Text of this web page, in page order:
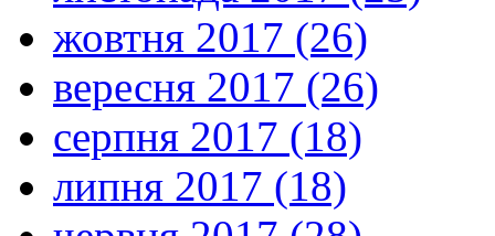
жовтня 2017 (26)
вересня 2017 (26)
серпня 2017 (18)
липня 2017 (18)